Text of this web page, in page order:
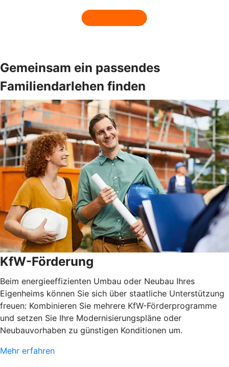
Gemeinsam ein passendes
Familiendarlehen finden
KfW-Förderung
Beim energieeffizienten Umbau oder Neubau Ihres
Eigenheims können Sie sich über staatliche Unterstützung
freuen: Kombinieren Sie mehrere KfW-Förderprogramme
und setzen Sie Ihre Modernisierungspläne oder
Neubauvorhaben zu günstigen Konditionen um.
Mehr erfahren